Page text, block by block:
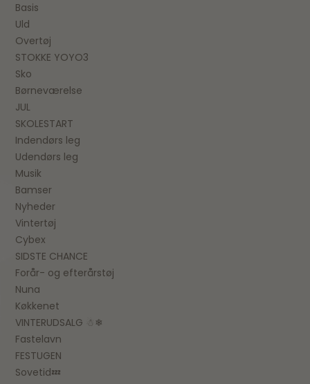
Basis
Uld
Overtøj
STOKKE YOYO3
Sko
Børneværelse
JUL
SKOLESTART
Indendørs leg
Udendørs leg
Musik
Bamser
Nyheder
Vintertøj
Cybex
SIDSTE CHANCE
Forår- og efterårstøj
Nuna
Køkkenet
VINTERUDSALG ☃❄
Fastelavn
FESTUGEN
Sovetid💤